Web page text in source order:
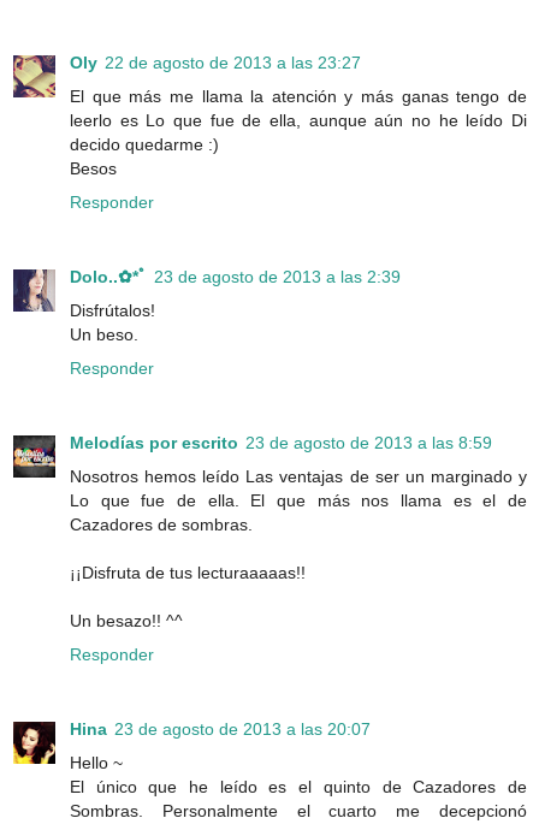
Oly 22 de agosto de 2013 a las 23:27
El que más me llama la atención y más ganas tengo de
leerlo es Lo que fue de ella, aunque aún no he leído Di
decido quedarme :)
Besos
Responder
Dolo..✿*ﾟ 23 de agosto de 2013 a las 2:39
Disfrútalos!
Un beso.
Responder
Melodías por escrito 23 de agosto de 2013 a las 8:59
Nosotros hemos leído Las ventajas de ser un marginado y
Lo que fue de ella. El que más nos llama es el de
Cazadores de sombras.
¡¡Disfruta de tus lecturaaaaas!!
Un besazo!! ^^
Responder
Hina 23 de agosto de 2013 a las 20:07
Hello ~
El único que he leído es el quinto de Cazadores de
Sombras. Personalmente el cuarto me decepcionó